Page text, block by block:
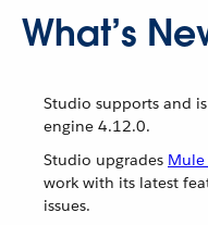
What’s
Studio supports and
engine 4.12.0.
Studio upgrades
work with its latest
issues.